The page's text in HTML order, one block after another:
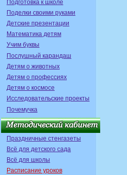
Подготовка к школе
Поделки своими руками
Детские презентации
Математика детям
Учим буквы
Послушный карандаш
Детям о животных
Детям о профессиях
Детям о космосе
Исследовательские проекты
Почемучка
Праздничные стенгазеты
Всё для детского сада
Всё для школы
Расписание уроков